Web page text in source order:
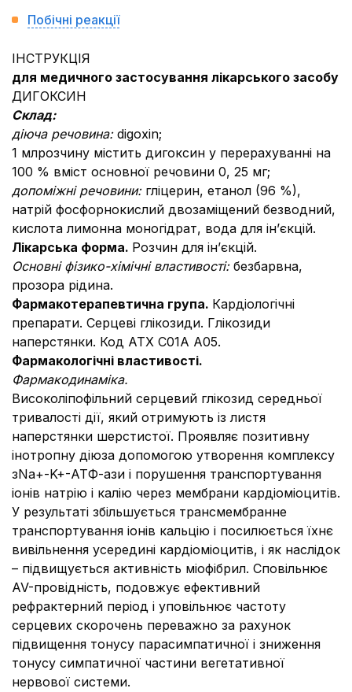
Побічні реакції
IНСТРУКЦIЯ
для медичного застосування лікарського засобу
ДИГОКСИН
Склад:
діюча речовина: digoxin;
1 млрозчину містить дигоксин у перерахуванні на
100 % вміст основної речовини 0, 25 мг;
допоміжні речовини: гліцерин, етанол (96 %),
натрій фосфорнокислий двозаміщений безводний,
кислота лимонна моногідрат, вода для ін’єкцій.
Лікарська форма. Розчин для ін’єкцій.
Основнi фiзико-хiмiчні властивостi: безбарвна,
прозора рідина.
Фармакотерапевтична група. Кардіологічні
препарати. Серцеві глікозиди. Глікозиди
наперстянки. Код АТХ C01A A05.
Фармакологічні властивості.
Фармакодинаміка.
Високоліпофільний серцевий глікозид середньої
тривалості дії, який отримують із листя
наперстянки шерстистої. Проявляє позитивну
інотропну діюза допомогою утворення комплексу
зNa+-K+-АТФ-ази і порушення транспортування
іонів натрію і калію через мембрани кардіоміоцитів.
У результаті збільшується трансмембранне
транспортування іонів кальцію і посилюється їхнє
вивільнення усередині кардіоміоцитів, і як наслідок
– підвищується активність міофібрил. Сповільнює
AV-провідність, подовжує ефективний
рефрактерний період і уповільнює частоту
серцевих скорочень переважно за рахунок
підвищення тонусу парасимпатичної і зниження
тонусу симпатичної частини вегетативної
нервової системи.